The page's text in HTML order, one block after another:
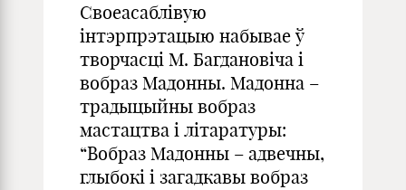
Своеасаблівую
інтэрпрэтацыю набывае ў
творчасці М. Багдановіча і
вобраз Мадонны. Мадонна –
традыцыйны вобраз
мастацтва і літаратуры:
“Вобраз Мадонны – адвечны,
глыбокі і загадкавы вобраз